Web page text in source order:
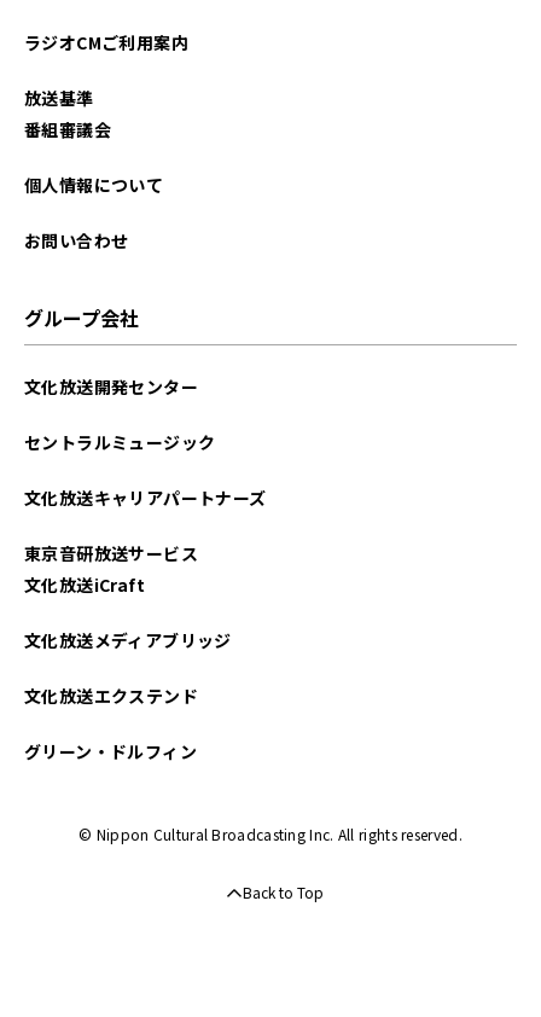
2023年03月
2022年12月
2022年07月
2022年06月
2022年05月
ラジオCMご利用案内
放送基準
番組審議会
個人情報について
お問い合わせ
グループ会社
文化放送開発センター
セントラルミュージック
文化放送キャリアパートナーズ
東京音研放送サービス
文化放送iCraft
文化放送メディアブリッジ
文化放送エクステンド
グリーン・ドルフィン
© Nippon Cultural Broadcasting Inc. All rights reserved.
Back to Top